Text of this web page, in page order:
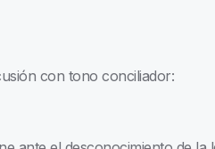
con tono conciliador: